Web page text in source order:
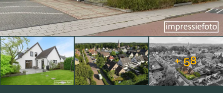
+ 58